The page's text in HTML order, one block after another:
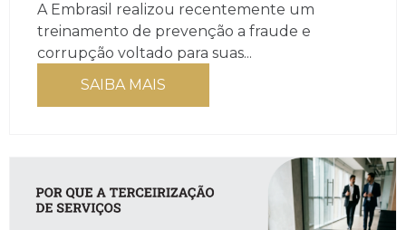
A Embrasil realizou recentemente um
treinamento de prevenção a fraude e
corrupção voltado para suas...
SAIBA MAIS